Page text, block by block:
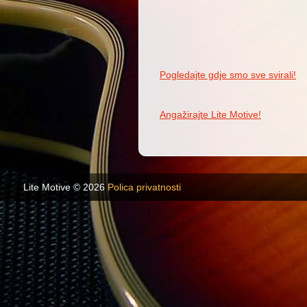
Pogledajte gdje smo sve svirali!
Angažirajte Lite Motive!
Lite Motive © 2026 Polica privatnosti